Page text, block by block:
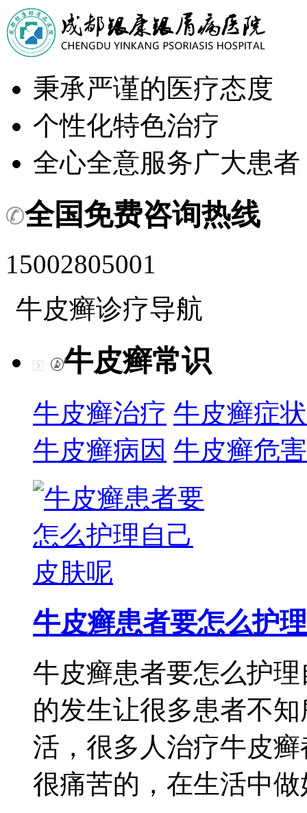
秉承严谨的医疗态度
个性化特色治疗
全心全意服务广大患者
全国免费咨询热线
15002805001
牛皮癣诊疗导航
牛皮癣常识
牛皮癣治疗 牛皮癣症状
牛皮癣病因 牛皮癣危害
牛皮癣患者要怎么护理
牛皮癣患者要怎么护
的发生让很多患者不
活，很多人治疗牛皮
很痛苦的，在生活中